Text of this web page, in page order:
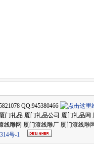
QQ:945380466
门礼品 厦门礼品公司 厦门礼品网
线雕网 厦门漆线雕厂 厦门漆线雕
号-1